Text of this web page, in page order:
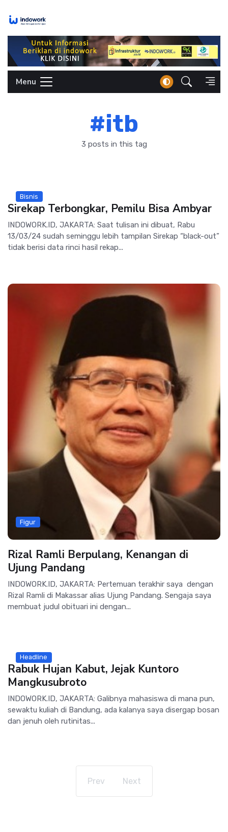
Menu
#itb
3 posts in this tag
Bisnis
Sirekap Terbongkar, Pemilu Bisa Ambyar
INDOWORK.ID, JAKARTA: Saat tulisan ini dibuat, Rabu
13/03/24 sudah seminggu lebih tampilan Sirekap “black-out”
tidak berisi data rinci hasil rekap...
Figur
Rizal Ramli Berpulang, Kenangan di
Ujung Pandang
INDOWORK.ID, JAKARTA: Pertemuan terakhir saya dengan
Rizal Ramli di Makassar alias Ujung Pandang. Sengaja saya
membuat judul obituari ini dengan...
Headline
Rabuk Hujan Kabut, Jejak Kuntoro
Mangkusubroto
INDOWORK.ID, JAKARTA: Galibnya mahasiswa di mana pun,
sewaktu kuliah di Bandung, ada kalanya saya disergap bosan
dan jenuh oleh rutinitas...
Prev Next